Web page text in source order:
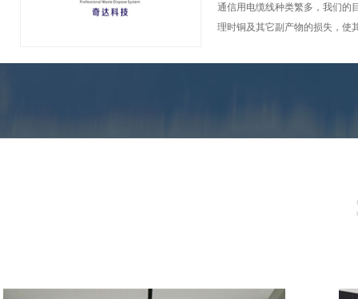
通信用电缆线种类繁多，我们的目的
理时铜及其它副产物的损失，使其更